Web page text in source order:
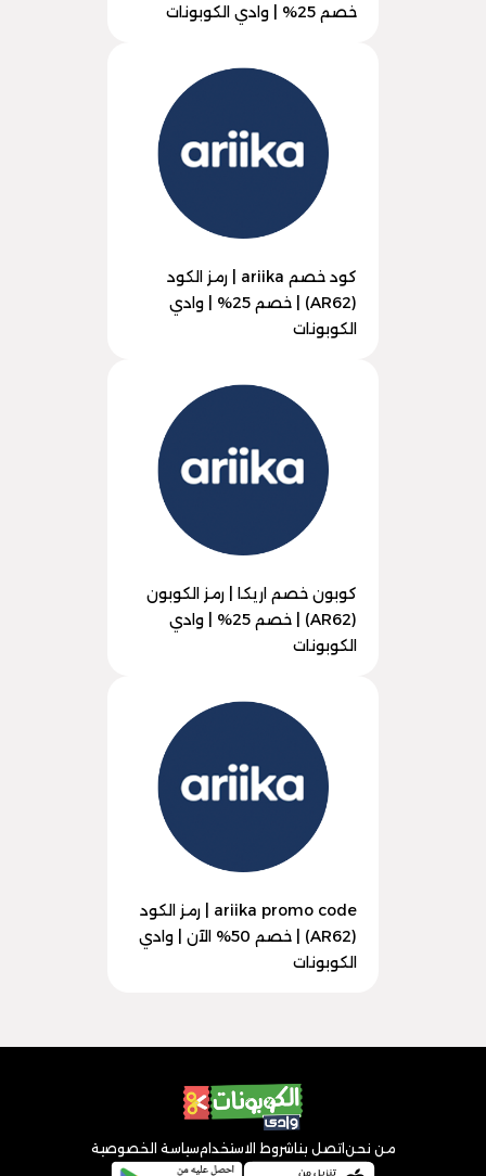
خصم 25% | وادي الكوبونات
كود خصم ariika | رمز الكود
(AR62) | خصم 25% | وادي
الكوبونات
كوبون خصم اريكا | رمز الكوبون
(AR62) | خصم 25% | وادي
الكوبونات
ariika promo code | رمز الكود
(AR62) | خصم 50% الآن | وادي
الكوبونات
من نحن اتصل بنا شروط الاستخدامسياسة الخصوصية